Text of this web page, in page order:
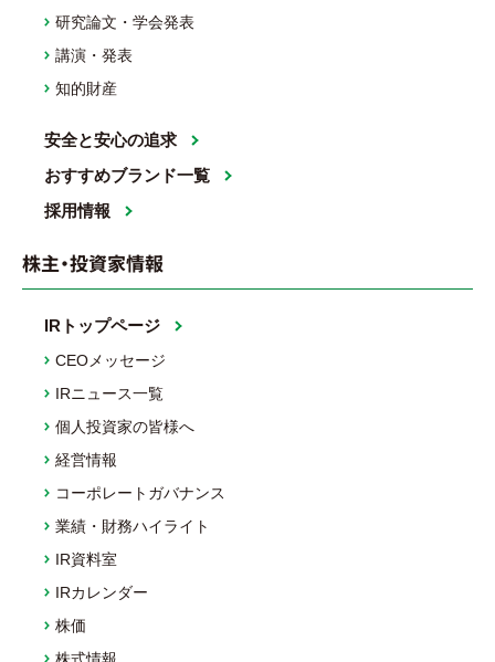
研究論文・学会発表
講演・発表
知的財産
安全と安心の追求
おすすめブランド一覧
採用情報
株主・投資家情報
IRトップページ
CEOメッセージ
IRニュース一覧
個人投資家の皆様へ
経営情報
コーポレートガバナンス
業績・財務ハイライト
IR資料室
IRカレンダー
株価